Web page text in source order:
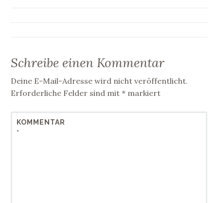
Schreibe einen Kommentar
Deine E-Mail-Adresse wird nicht veröffentlicht.
Erforderliche Felder sind mit* markiert
KOMMENTAR
*